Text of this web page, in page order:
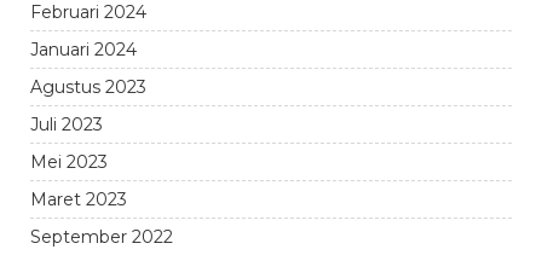
Februari 2024
Januari 2024
Agustus 2023
Juli 2023
Mei 2023
Maret 2023
September 2022